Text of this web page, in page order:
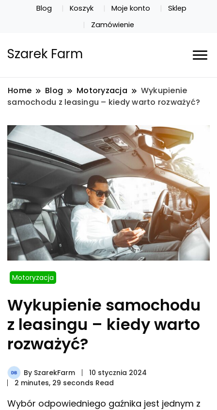
Blog Koszyk Moje konto
Sklep
Zamówienie
Szarek Farm
Home Blog Motoryzacja
Wykupienie
samochodu z leasingu – kiedy warto rozważyć?
Motoryzacja
Wykupienie samochodu
z leasingu – kiedy warto
rozważyć?
By SzarekFarm
10 stycznia 2024
2 minutes, 29 seconds Read
Wybór odpowiedniego gaźnika jest jednym z